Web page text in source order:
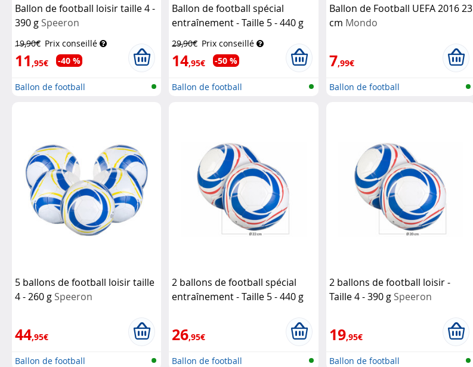
Ballon de football loisir taille 4 -
390 g Speeron
19,90€ Prix conseillé
11,95€ -40 %
Ballon de football
Ballon de football spécial
entraînement - Taille 5 - 440 g
29,90€ Prix conseillé
14,95€ -50 %
Ballon de football
Ballon de Football UEFA 2016 23
cm Mondo
7,99€
Ballon de football
5 ballons de football loisir taille
4 - 260 g Speeron
44,95€
Ballon de football
2 ballons de football spécial
entraînement - Taille 5 - 440 g
26,95€
Ballon de football
2 ballons de football loisir -
Taille 4 - 390 g Speeron
19,95€
Ballon de football